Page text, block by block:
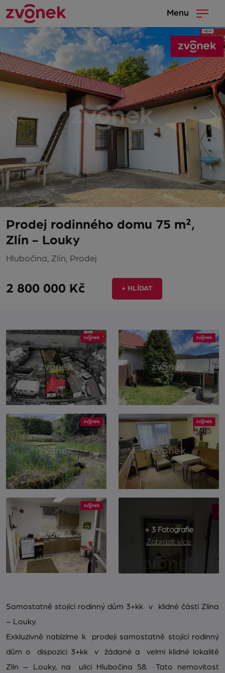
Menu
Prodej rodinného domu 75 m²,
Zlín - Louky
Hlubočina, Zlín, Prodej
2 800 000 Kč + HLÍDAT
+ 3 Fotografie
Zobrazit více
Samostatně stojící rodinný dům 3+kk v klidné části Zlína
– Louky.
Exkluzivně nabízíme k prodeji samostatně stojící rodinný
dům o dispozici 3+kk v žádané a velmi klidné lokalitě
Zlín – Louky, na ulici Hlubočina 58. Tato nemovitost